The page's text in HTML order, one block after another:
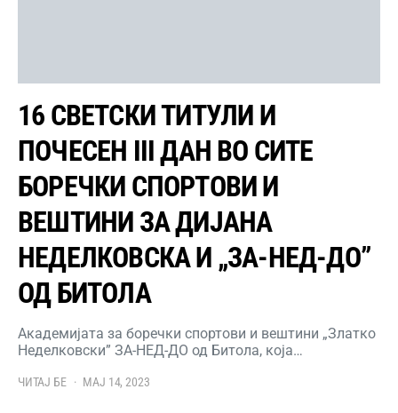
16 СВЕТСКИ ТИТУЛИ И
ПОЧЕСЕН III ДАН ВО СИТЕ
БОРЕЧКИ СПОРТОВИ И
ВЕШТИНИ ЗА ДИЈАНА
НЕДЕЛКОВСКА И „ЗА-НЕД-ДО”
ОД БИТОЛА
Академијата за боречки спортови и вештини „Златко
Неделковски” ЗА-НЕД-ДО од Битола, која…
ЧИТАЈ БЕ МАЈ 14, 2023